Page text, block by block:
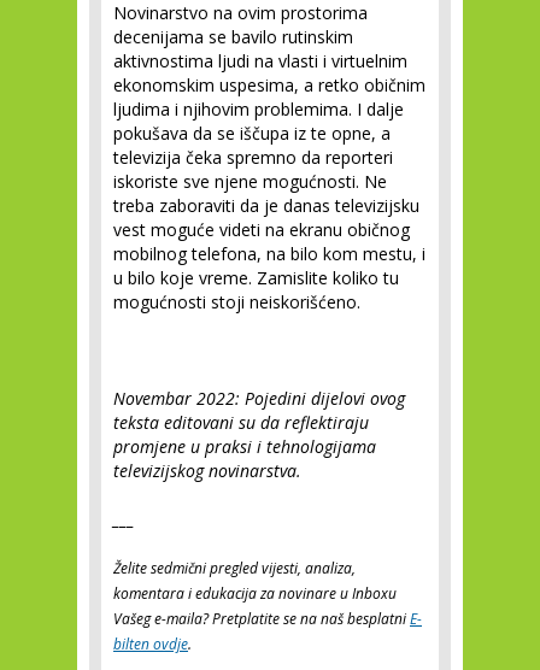
Novinarstvo na ovim prostorima
decenijama se bavilo rutinskim
aktivnostima ljudi na vlasti i virtuelnim
ekonomskim uspesima, a retko običnim
ljudima i njihovim problemima. I dalje
pokušava da se iščupa iz te opne, a
televizija čeka spremno da reporteri
iskoriste sve njene mogućnosti. Ne
treba zaboraviti da je danas televizijsku
vest moguće videti na ekranu običnog
mobilnog telefona, na bilo kom mestu, i
u bilo koje vreme. Zamislite koliko tu
mogućnosti stoji neiskorišćeno.
Novembar 2022: Pojedini dijelovi ovog
teksta editovani su da reflektiraju
promjene u praksi i tehnologijama
televizijskog novinarstva.
Želite sedmični pregled vijesti, analiza,
komentara i edukacija za novinare u Inboxu
Vašeg e-maila? Pretplatite se na naš besplatniE-
bilten ovdje.